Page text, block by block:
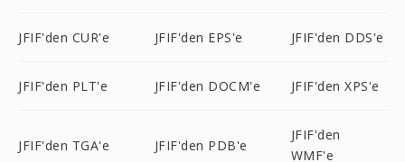
JFIF'den CUR'e JFIF'den EPS'e JFIF'den DDS'e
JFIF'den PLT'e JFIF'den DOCM'e JFIF'den XPS'e
JFIF'den TGA'e JFIF'den PDB'e
JFIF'den
WMF'e